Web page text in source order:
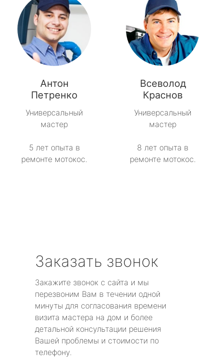
Антон
Петренко
Универсальный
мастер
5 лет опыта в
ремонте мотокос.
Всеволод
Краснов
Универсальный
мастер
8 лет опыта в
ремонте мотокос.
Заказать звонок
Закажите звонок с сайта и мы
перезвоним Вам в течении одной
минуты для согласования времени
визита мастера на дом и более
детальной консультации решения
Вашей проблемы и стоимости по
телефону.